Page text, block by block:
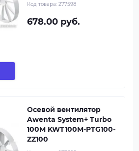
Код товара: 277598
678.00 руб.
Осевой вентилятор
Awenta System+ Turbo
100M KWT100M-PTG100-
ZZ100